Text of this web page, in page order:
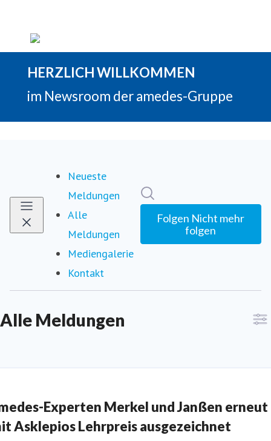
Neueste
Meldungen
Alle
Meldungen
Mediengalerie
Kontakt
Folgen Nicht mehr
folgen
Alle Meldungen
Experten Merkel und Janßen erneut
Asklepios Lehrpreis ausgezeichnet